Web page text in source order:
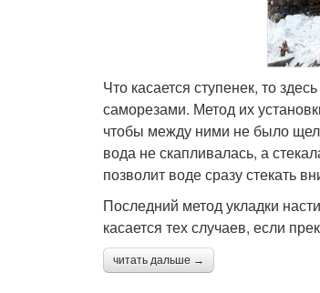
Что касается ступенек, то
саморезами. Метод их
чтобы между ними не было
вода не скапливалась, а
позволит воде сразу стекать
Последний метод укладки
касается тех случаев, если
читать дальше →